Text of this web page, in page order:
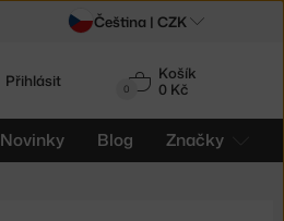
0
Košík
0 Kč
Novinky Blog Značky
Přihlásit
Čeština | CZK